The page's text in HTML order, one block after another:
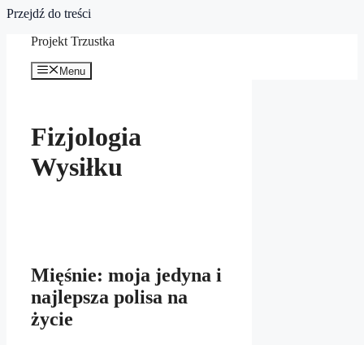
Przejdź do treści
Projekt Trzustka
Menu
Fizjologia
Wysiłku
Mięśnie: moja jedyna i
najlepsza polisa na
życie